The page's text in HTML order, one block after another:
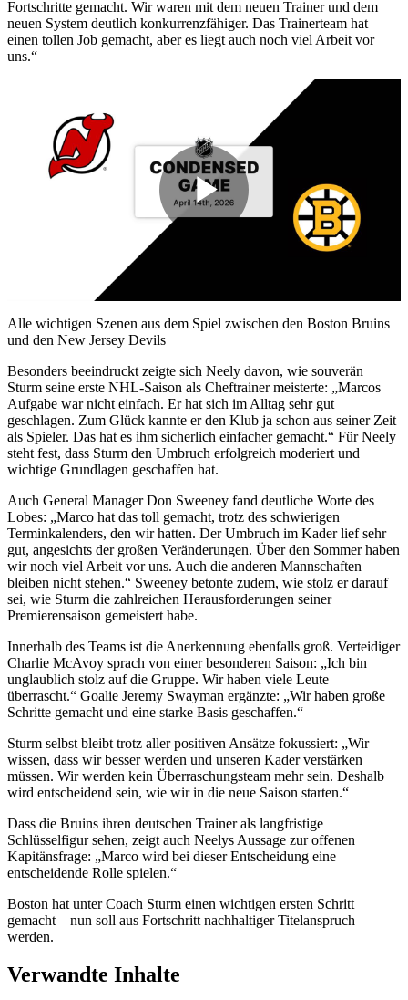
Fortschritte gemacht. Wir waren mit dem neuen Trainer und dem
neuen System deutlich konkurrenzfähiger. Das Trainerteam hat
einen tollen Job gemacht, aber es liegt auch noch viel Arbeit vor
uns.“
Video
Alle wichtigen Szenen aus dem Spiel zwischen den Boston Bruins
und den New Jersey Devils
Besonders beeindruckt zeigte sich Neely davon, wie souverän
Sturm seine erste NHL-Saison als Cheftrainer meisterte: „Marcos
Aufgabe war nicht einfach. Er hat sich im Alltag sehr gut
geschlagen. Zum Glück kannte er den Klub ja schon aus seiner Zeit
als Spieler. Das hat es ihm sicherlich einfacher gemacht.“ Für Neely
steht fest, dass Sturm den Umbruch erfolgreich moderiert und
wichtige Grundlagen geschaffen hat.
Auch General Manager Don Sweeney fand deutliche Worte des
Lobes: „Marco hat das toll gemacht, trotz des schwierigen
Terminkalenders, den wir hatten. Der Umbruch im Kader lief sehr
gut, angesichts der großen Veränderungen. Über den Sommer haben
wir noch viel Arbeit vor uns. Auch die anderen Mannschaften
bleiben nicht stehen.“ Sweeney betonte zudem, wie stolz er darauf
sei, wie Sturm die zahlreichen Herausforderungen seiner
Premierensaison gemeistert habe.
Innerhalb des Teams ist die Anerkennung ebenfalls groß. Verteidiger
Charlie McAvoy sprach von einer besonderen Saison: „Ich bin
unglaublich stolz auf die Gruppe. Wir haben viele Leute
überrascht.“ Goalie Jeremy Swayman ergänzte: „Wir haben große
Schritte gemacht und eine starke Basis geschaffen.“
Sturm selbst bleibt trotz aller positiven Ansätze fokussiert: „Wir
wissen, dass wir besser werden und unseren Kader verstärken
müssen. Wir werden kein Überraschungsteam mehr sein. Deshalb
wird entscheidend sein, wie wir in die neue Saison starten.“
Dass die Bruins ihren deutschen Trainer als langfristige
Schlüsselfigur sehen, zeigt auch Neelys Aussage zur offenen
Kapitänsfrage: „Marco wird bei dieser Entscheidung eine
entscheidende Rolle spielen.“
Boston hat unter Coach Sturm einen wichtigen ersten Schritt
gemacht – nun soll aus Fortschritt nachhaltiger Titelanspruch
werden.
Verwandte Inhalte